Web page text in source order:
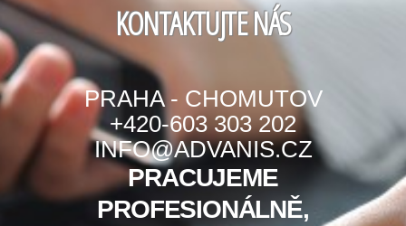
KONTAKTUJTE NÁS
PRAHA - CHOMUTOV
+420-603 303 202
INFO@ADVANIS.CZ
PRACUJEME
PROFESIONÁLNĚ,